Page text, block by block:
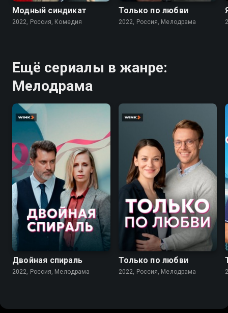
Модный синдикат
2022, Россия, Комедия
Только по любви
2022, Россия, Мелодрама
Ещё сериалы в жанре:
Мелодрама
6.9
Двойная спираль
2022, Россия, Мелодрама
Только по любви
2022, Россия, Мелодрама